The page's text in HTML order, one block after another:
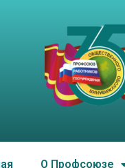
О Профсоюзе